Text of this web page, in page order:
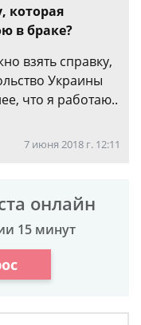
которая
в браке?
взять справку,
Украины
что я работаю..
7 июня 2018 г. 12:11
онлайн
15 минут